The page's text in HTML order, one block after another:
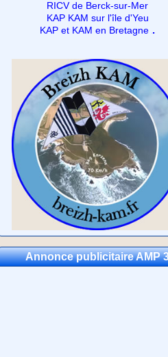
RICV de Berck-sur-Mer
KAP KAM sur l'île d'Yeu
KAP et KAM en Bretagne .
Annonce publicitaire AMP